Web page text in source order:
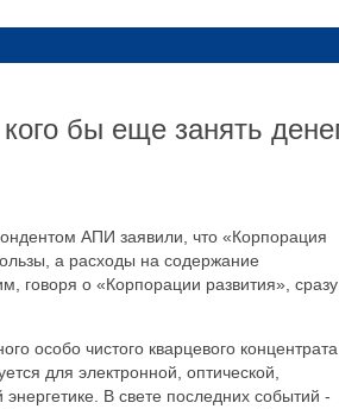
бы еще занять
АПИ заявили, что «Корпорация
а расходы на содержание
говоря о «Корпорации развития», сразу
особо чистого кварцевого
для электронной, оптической,
В свете последних событий -